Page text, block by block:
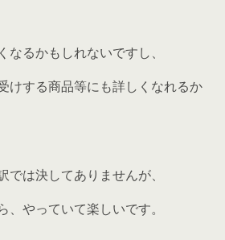
るかもしれないですし、
けする商品等にも詳しくなれるか
は決してありませんが、
、やっていて楽しいです。